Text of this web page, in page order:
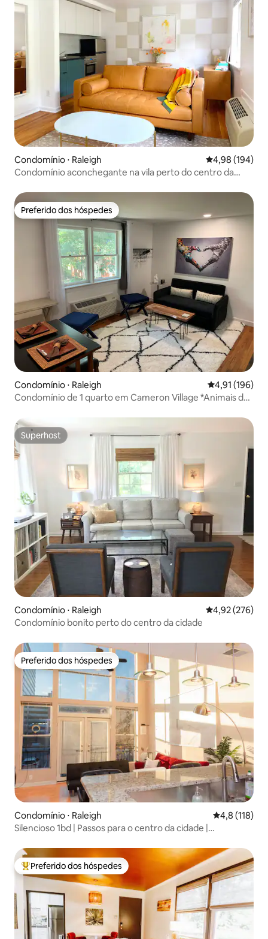
Condomínio ⋅ Raleigh 4,98 de uma
4,98 (194)
Condomínio aconchegante na vila perto do centro da
Preferido dos hóspedes
Preferido dos hóspedes
Condomínio ⋅ Raleigh 4,91 de uma
4,91 (196)
Condomínio de 1 quarto em Cameron Village *Animais de
Superhost
Superhost
Condomínio ⋅ Raleigh 4,92 de uma
4,92 (276)
Condomínio bonito perto do centro da cidade
Preferido dos hóspedes
Preferido dos hóspedes
Condomínio ⋅ Raleigh 4,8 de uma
4,8 (118)
Silencioso 1bd | Passos para o centro da cidade |
Entre os melhores preferidos dos hóspedes
Preferido dos hóspedes